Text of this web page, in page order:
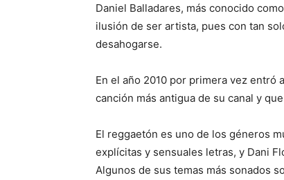
Daniel Balladares, más conocido
ilusión de ser artista, pues con tan
desahogarse.
En el año 2010 por primera vez entró
canción más antigua de su canal y
El reggaetón es uno de los géneros
explícitas y sensuales letras, y Dani
Algunos de sus temas más sonados